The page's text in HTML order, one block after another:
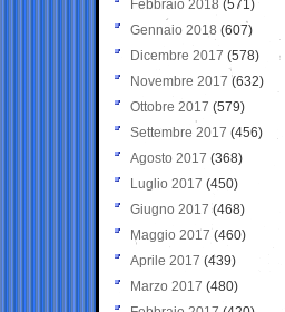
Febbraio 2018 (571)
Gennaio 2018 (607)
Dicembre 2017 (578)
Novembre 2017 (632)
Ottobre 2017 (579)
Settembre 2017 (456)
Agosto 2017 (368)
Luglio 2017 (450)
Giugno 2017 (468)
Maggio 2017 (460)
Aprile 2017 (439)
Marzo 2017 (480)